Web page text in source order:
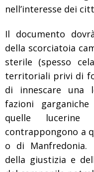
nell’interesse dei
Il documento
della scorciatoia
sterile (spesso
territoriali privi di
di innescare
fazioni
quelle
contrappongono a
o di Manfredonia.
della giustizia e